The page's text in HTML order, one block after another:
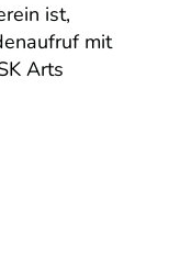
ist,
mit
Arts